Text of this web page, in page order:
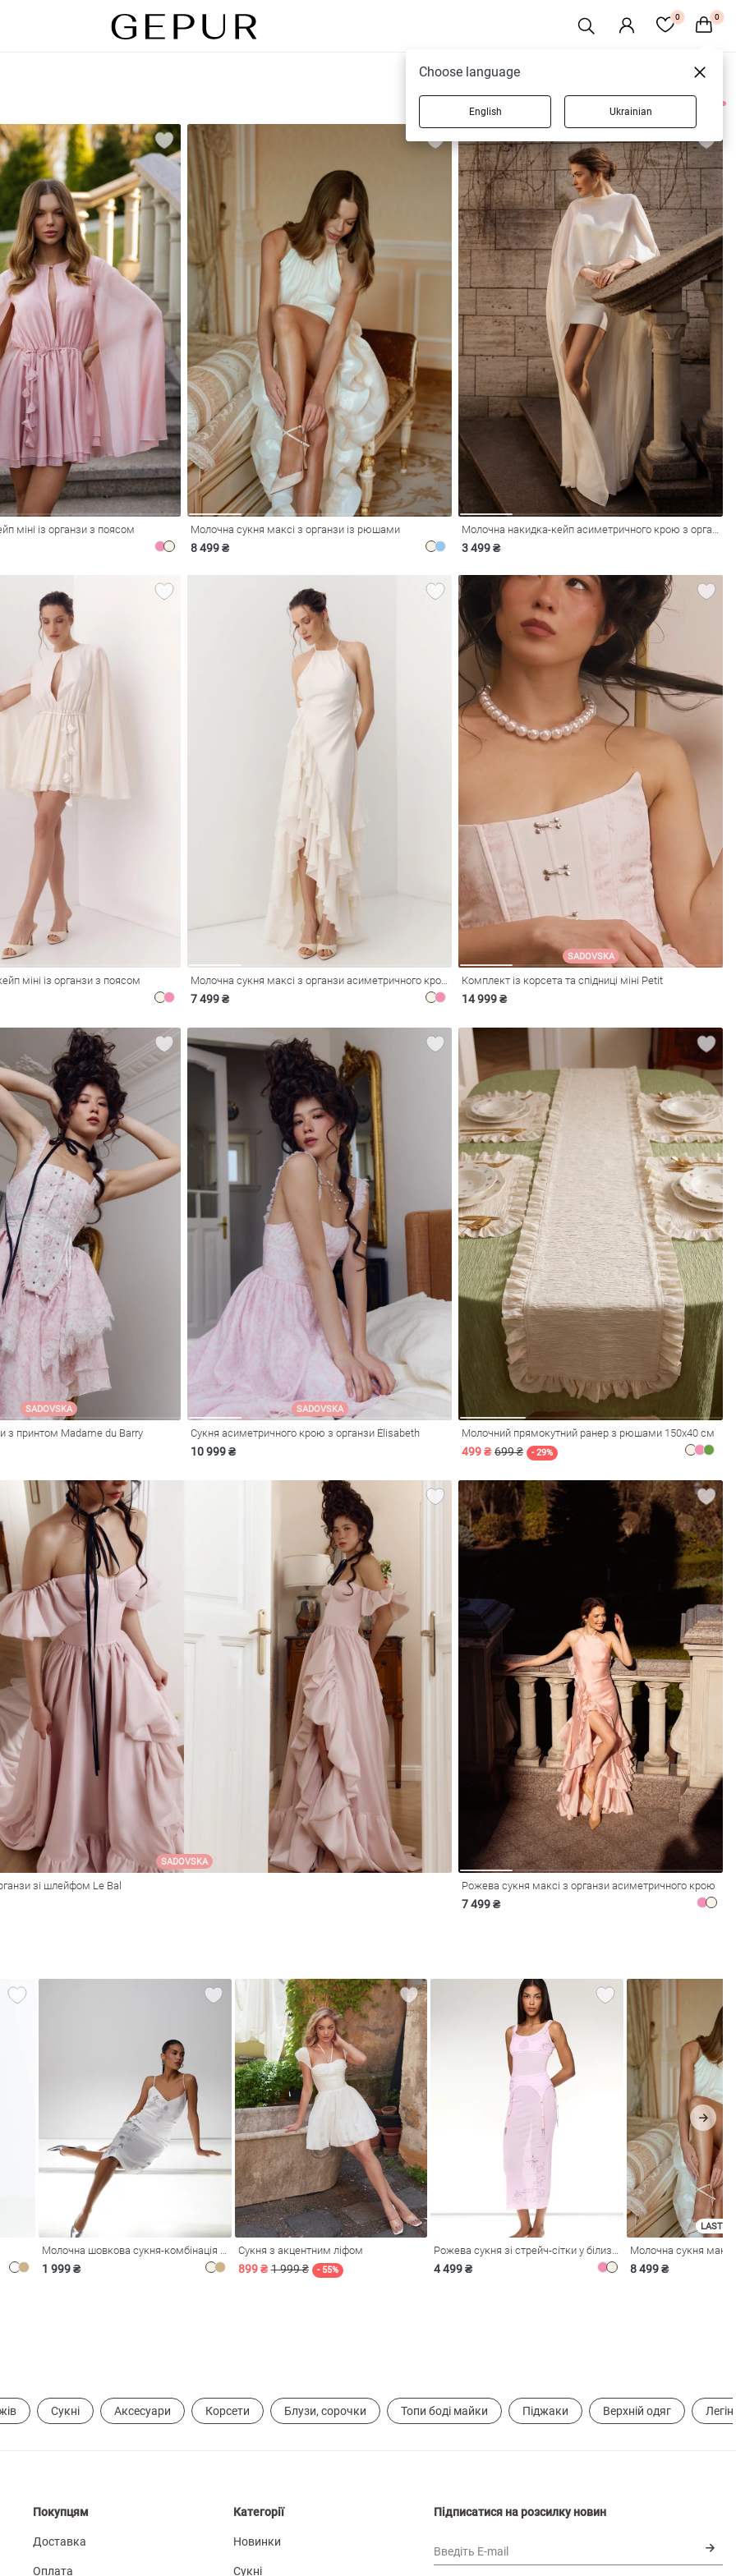
0 0
15 товарів
міні із органзи з поясом Молочна сукня максі з органзи із рюшами
8 499 ₴
Молочна накидка-кейп асиметричного крою з органзи
3 499 ₴
міні із органзи з поясом Молочна сукня максі з органзи асиметричного крою
7 499 ₴
SADOVSKA
Комплект із корсета та спідниці міні Petit
14 999 ₴
SADOVSKA
з принтом Madame du Barry
SADOVSKA
Сукня асиметричного крою з органзи Élisabeth
10 999 ₴
Молочний прямокутний ранер з рюшами 150х40 см
499 ₴ 699 ₴ - 29%
SADOVSKA
зі шлейфом Le Bal Рожева сукня максі з органзи асиметричного крою
7 499 ₴
1 999 ₴
Сукня з акцентним ліфом
899 ₴ 1 999 ₴ - 55% 4 499 ₴
LAST
8 499 ₴
Сукні Аксесуари Корсети Блузи, сорочки Топи боді майки Піджаки Верхній одяг
Покупцям
Доставка
Оплата
Категорії
Новинки
Сукні
Підписатися на розсилку новин
Введіть E-mail
Choose language
English Ukrainian